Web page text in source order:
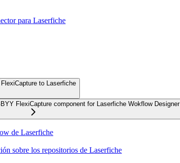
para Laserfiche
to Laserfiche
FlexiCapture component for Laserfiche Wokflow Designer
de Laserfiche
sobre los repositorios de Laserfiche